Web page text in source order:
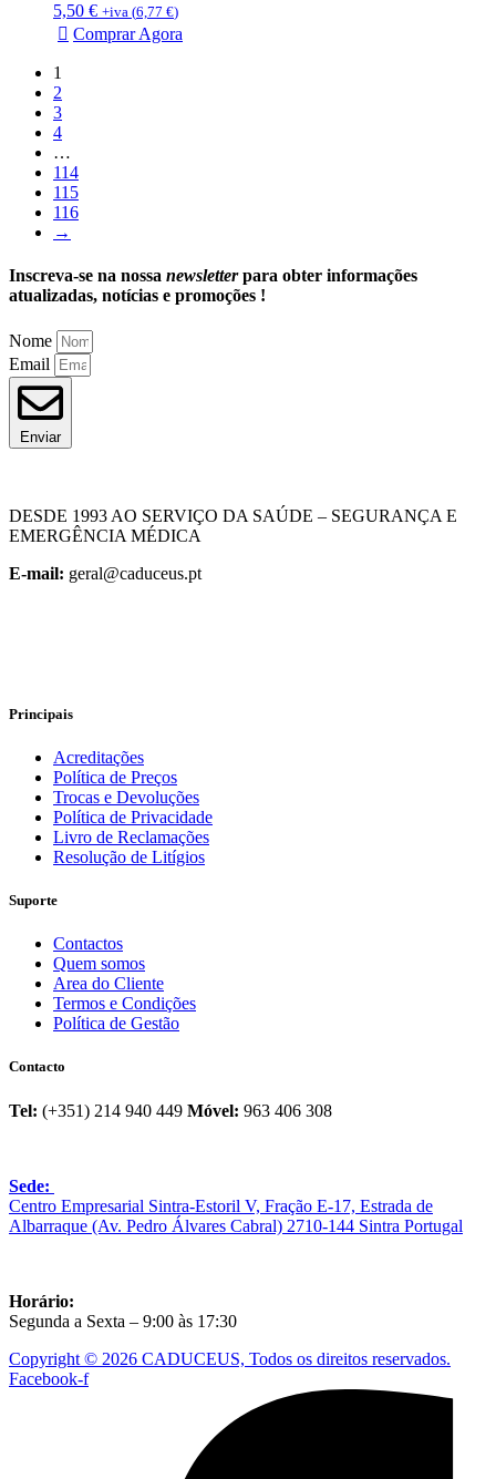
5,50 € +iva (6,77 €)
Comprar Agora
1
2
3
4
…
114
115
116
→
Inscreva-se na nossa newsletterpara obter informações
atualizadas, notícias e promoções !
Nome
Email
Enviar
DESDE 1993 AO SERVIÇO DA SAÚDE – SEGURANÇA E
EMERGÊNCIA MÉDICA
E-mail: geral@caduceus.pt
Principais
Acreditações
Política de Preços
Trocas e Devoluções
Política de Privacidade
Livro de Reclamações
Resolução de Litígios
Suporte
Contactos
Quem somos
Area do Cliente
Termos e Condições
Política de Gestão
Contacto
Tel: (+351) 214 940 449 Móvel: 963 406 308
Sede:
Centro Empresarial Sintra-Estoril V, Fração E-17, Estrada de
Albarraque (Av. Pedro Álvares Cabral) 2710-144 Sintra Portugal
Horário:
Segunda a Sexta – 9:00 às 17:30
Copyright © 2026 CADUCEUS, Todos os direitos reservados.
Facebook-f